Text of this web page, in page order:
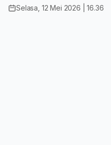
Selasa, 12 Mei 2026 | 16.36